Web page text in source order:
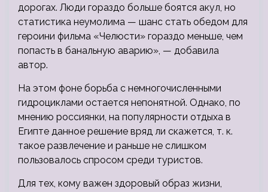
дорогах. Люди гораздо больше боятся акул, но
статистика неумолима — шанс стать обедом для
героини фильма «Челюсти» гораздо меньше, чем
попасть в банальную аварию», — добавила
автор.
На этом фоне борьба с немногочисленными
гидроциклами остается непонятной. Однако, по
мнению россиянки, на популярности отдыха в
Египте данное решение вряд ли скажется, т. к.
такое развлечение и раньше не слишком
пользовалось спросом среди туристов.
Для тех, кому важен здоровый образ жизни,